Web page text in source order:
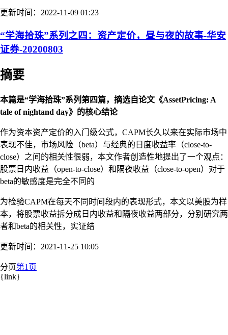
更新时间：2022-11-09 01:23
“学海拾珠”系列之四：资产定价，昼与夜的故事-华安
证券-20200803
摘要
本篇是“学海拾珠”系列第四篇，摘选自论文《AssetPricing: A
tale of nightand day》的核心结论
作为资本资产定价的入门级公式，CAPM长久以来在实际市场中
表现不佳，市场风险（beta）与经典的日度收益率（close-to-
close）之间的相关性很弱，本文作者创造性地提出了一个观点：
股票日内收益（open-to-close）和隔夜收益（close-to-open）对于
beta的敏感度是完全不同的
为检验CAPM在每天不同时间段内的表现形式，本文以美股为样
本，将股票收益拆分成日内收益和隔夜收益两部分，分别研究两
者和beta的相关性，实证结
更新时间：2021-11-25 10:05
分页第1页
{link}